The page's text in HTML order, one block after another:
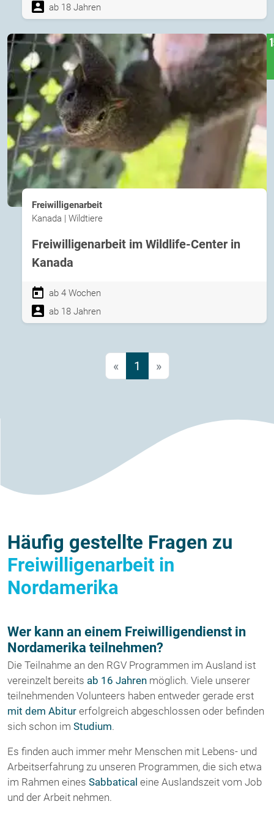
ab 18 Jahren
Freiwilligenarbeit
Kanada | Wildtiere
Freiwilligenarbeit im Wildlife-Center in
Kanada
ab 4 Wochen
ab 18 Jahren
« 1 »
Häufig gestellte Fragen zu
Freiwilligenarbeit in
Nordamerika
Wer kann an einem Freiwilligendienst in
Nordamerika teilnehmen?
Die Teilnahme an den RGV Programmen im Ausland ist
vereinzelt bereits ab 16 Jahren möglich. Viele unserer
teilnehmenden Volunteers haben entweder gerade erst
mit dem Abitur erfolgreich abgeschlossen oder befinden
sich schon im Studium.
Es finden auch immer mehr Menschen mit Lebens- und
Arbeitserfahrung zu unseren Programmen, die sich etwa
im Rahmen eines Sabbatical eine Auslandszeit vom Job
und der Arbeit nehmen.